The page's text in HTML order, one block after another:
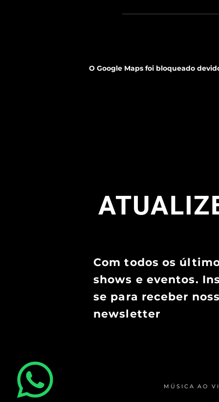
O Google Maps foi bloqueado
Com todos os
shows e eventos.
se para receber
newsletter
MÚSICA AO